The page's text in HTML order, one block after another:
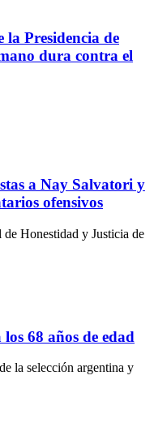
la Presidencia de
dura contra el
a Nay Salvatori y
ofensivos
Honestidad y Justicia de
68 años de edad
la selección argentina y